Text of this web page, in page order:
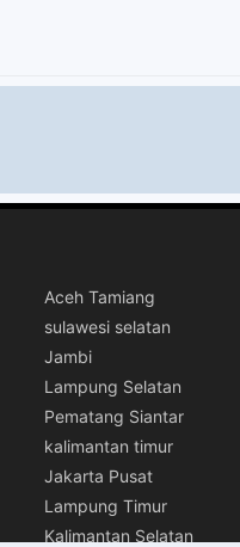
Aceh Tamiang
sulawesi selatan
Jambi
Lampung Selatan
Pematang Siantar
kalimantan timur
Jakarta Pusat
Lampung Timur
Kalimantan Selatan